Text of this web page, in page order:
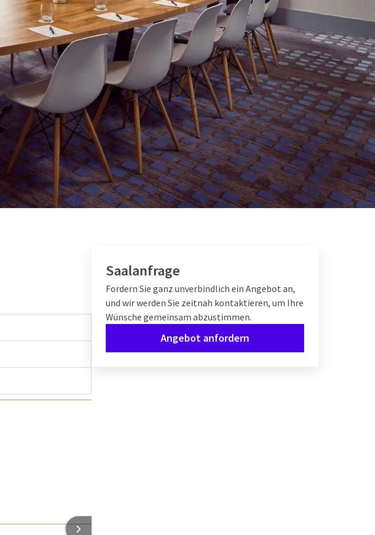
Saalanfrage
Fordern Sie ganz unverbindlich ein Angebot an,
und wir werden Sie zeitnah kontaktieren, um Ihre
Wünsche gemeinsam abzustimmen.
Angebot anfordern